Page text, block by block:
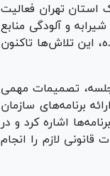
استان تهران فعالیت
و آلودگی منابع
این تلاش‌ها تاکنون
تصمیمات مهمی
برنامه‌های سازمان
اشاره کرد و در
لازم را انجام